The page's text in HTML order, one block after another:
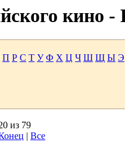
кино
П Р С Т У Ф Х Ц Ч Ш Щ Ы Э
из 79
| Все